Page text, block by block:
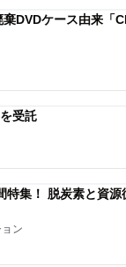
棄DVDケース由来「
受託
特集！ 脱炭素と資
ン